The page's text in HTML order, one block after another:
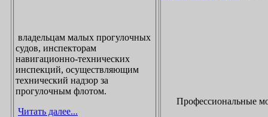
владельцам малых прогулочных
судов, инспекторам
навигационно-технических
инспекций, осуществляющим
технический надзор за
прогулочным флотом.
Читать далее...
Профессиональные